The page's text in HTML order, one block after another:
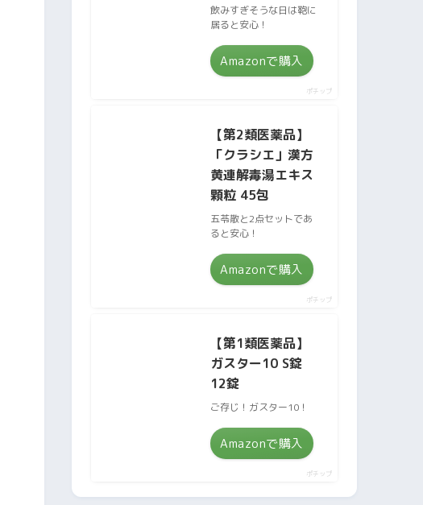
飲みすぎそうな日は鞄に
居ると安心！
Amazonで購入
ポチップ
【第2類医薬品】
「クラシエ」漢方
黄連解毒湯エキス
顆粒 45包
五苓散と2点セットであ
ると安心！
Amazonで購入
ポチップ
【第1類医薬品】
ガスター10 S錠
12錠
ご存じ！ガスター10！
Amazonで購入
ポチップ